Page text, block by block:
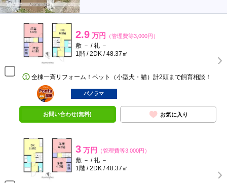
2.9 万円 （管理費等3,000円）
敷 － / 礼 －
1階 / 2DK / 48.37㎡
全棟一斉リフォーム！ペット（小型犬・猫）計2頭まで飼育相談！
ポンタ
部屋
パノラマ
お問い合わせ(無料) お気に入り
3 万円 （管理費等3,000円）
敷 － / 礼 －
1階 / 2DK / 48.37㎡